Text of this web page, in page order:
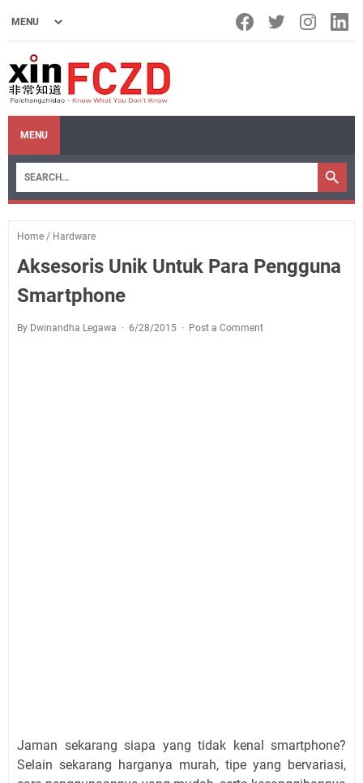
MENU
Home / Hardware
Aksesoris Unik Untuk Para Pengguna
Smartphone
By Dwinandha Legawa 6/28/2015 Post a Comment
Jaman sekarang siapa yang tidak kenal smartphone?
Selain sekarang harganya murah, tipe yang bervariasi,